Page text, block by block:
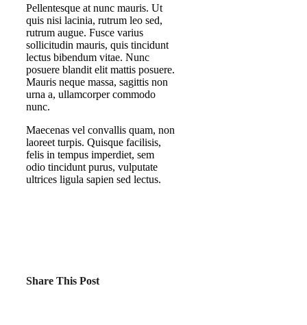
Pellentesque at nunc mauris. Ut
quis nisi lacinia, rutrum leo sed,
rutrum augue. Fusce varius
sollicitudin mauris, quis tincidunt
lectus bibendum vitae. Nunc
posuere blandit elit mattis posuere.
Mauris neque massa, sagittis non
urna a, ullamcorper commodo
nunc.
Maecenas vel convallis quam, non
laoreet turpis. Quisque facilisis,
felis in tempus imperdiet, sem
odio tincidunt purus, vulputate
ultrices ligula sapien sed lectus.
Share This Post